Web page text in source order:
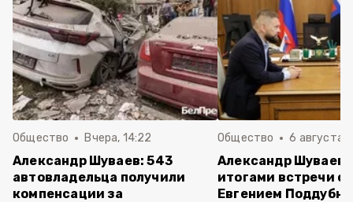
Общество Вчера, 14:22
Александр Шуваев: 543
автовладельца получили
компенсации за
Общество 6 августа ,
Александр Шуваев
итогами встречи с
Евгением